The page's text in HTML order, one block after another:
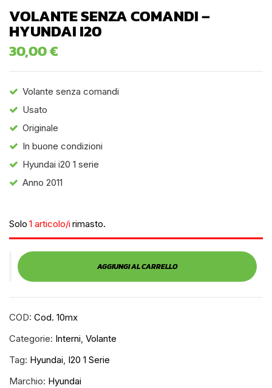
VOLANTE SENZA COMANDI –
HYUNDAI I20
30,00€
Volante senza comandi
Usato
Originale
In buone condizioni
Hyundai i20 1 serie
Anno 2011
Solo 1 articolo/i rimasto.
AGGIUNGI AL CARRELLO
COD: Cod. 10mx
Categorie: Interni, Volante
Tag: Hyundai, I20 1 Serie
Marchio: Hyundai